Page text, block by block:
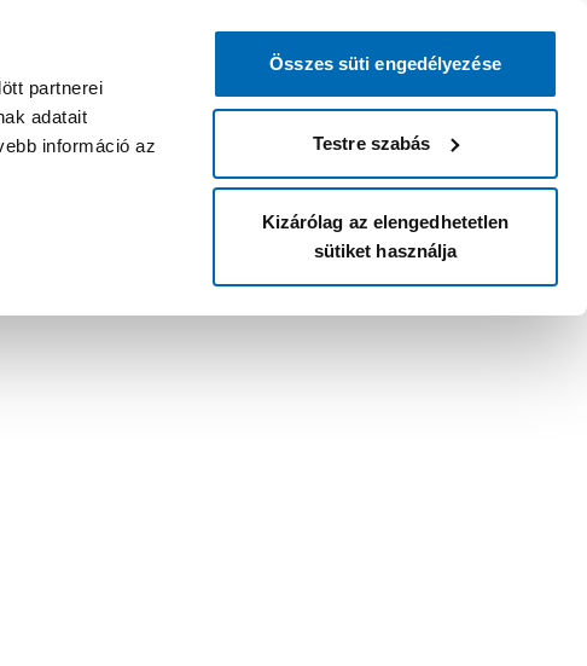
partnerei
adatait
információ az
Összes süti engedélyezése
Testre szabás
Kizárólag az elengedhetetlen
sütiket használja